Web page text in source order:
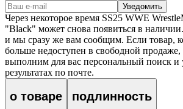
Уведомить
Через некоторое время SS25 WWE
"Black" может снова появиться в
и мы сразу же вам сообщим. Если товар,
больше недоступен в свободной
выполним для вас персональный поиск и
результатах по почте.
о товаре подлинность